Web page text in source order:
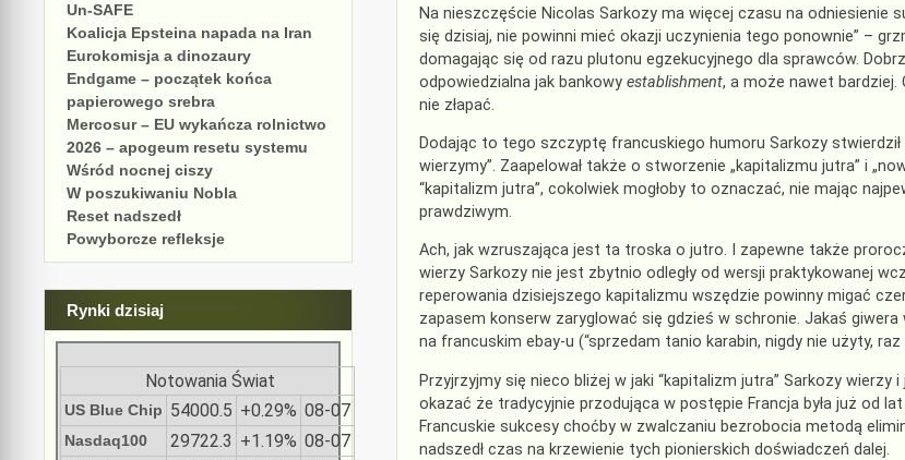
Na nieszczęście Nicolas Sarkozy ma więcej czasu na odniesienie
się dzisiaj, nie powinni mieć okazji uczynienia tego ponownie” –
domagając się od razu plutonu egzekucyjnego dla sprawców.
odpowiedzialna jak bankowy establishment, a może nawet bardziej.
nie złapać.
Dodając to tego szczyptę francuskiego humoru Sarkozy
wierzymy”. Zaapelował także o stworzenie „kapitalizmu jutra” i
“kapitalizm jutra”, cokolwiek mogłoby to oznaczać, nie mając
prawdziwym.
Ach, jak wzruszająca jest ta troska o jutro. I zapewne także
wierzy Sarkozy nie jest zbytnio odległy od wersji praktykowanej
reperowania dzisiejszego kapitalizmu wszędzie powinny migać
zapasem konserw zaryglować się gdzieś w schronie. Jakaś
na francuskim ebay-u (“sprzedam tanio karabin, nigdy nie użyty,
Przyjrzyjmy się nieco bliżej w jaki “kapitalizm jutra” Sarkozy
okazać że tradycyjnie przodująca w postępie Francja była już od
Francuskie sukcesy choćby w zwalczaniu bezrobocia metodą
nadszedł czas na krzewienie tych pionierskich doświadczeń dalej.
Un-SAFE
Koalicja Epsteina napada na Iran
Eurokomisja a dinozaury
Endgame – początek końca
papierowego srebra
Mercosur – EU wykańcza rolnictwo
2026 – apogeum resetu systemu
Wśród nocnej ciszy
W poszukiwaniu Nobla
Reset nadszedł
Powyborcze refleksje
Rynki dzisiaj
Notowania Świat
US Blue Chip 54000.5 +0.29% 08-07
Nasdaq100 29722.3 +1.19% 08-07